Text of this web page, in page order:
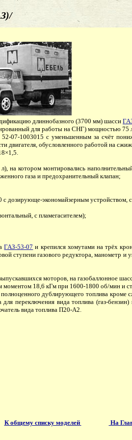
длиннобазного (3700 мм) шасси
для работы на СНГ) мощностью
52-07-1003015 с уменьшенным за счёт
обусловленного работой на
котором монтировались
газа и предохранительный клапан;
дозирующе-экономайзерным
с пламегасителем);
ГАЗ-53-07 и крепился хомутами на трёх
ступени газового редуктора, манометр
моторов, на газобаллонное
18,6 кГм при 1600-1800 об/мин и
дублирующего топлива
переключения вида топлива (газ-
вида топлива П20-А2.
К общему списку моделей На